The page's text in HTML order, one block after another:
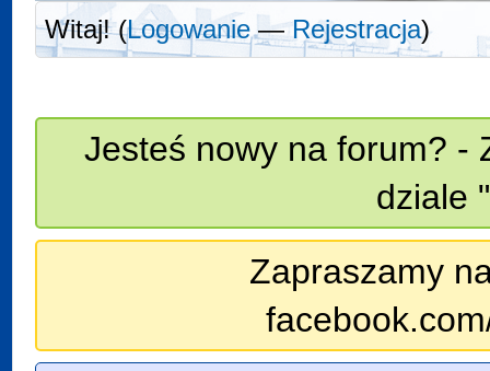
Witaj! (Logowanie—Rejestracja)
Jesteś nowy na forum? -
dziale
Zapraszamy